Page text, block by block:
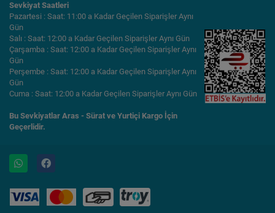
Sevkiyat Saatleri
Pazartesi : Saat: 11:00 a Kadar Geçilen Siparişler Aynı
Gün
Salı : Saat: 12:00 a Kadar Geçilen Siparişler Aynı Gün
Çarşamba : Saat: 12:00 a Kadar Geçilen Siparişler Aynı
Gün
Perşembe : Saat: 12:00 a Kadar Geçilen Siparişler Aynı
Gün
Cuma : Saat: 12:00 a Kadar Geçilen Siparişler Aynı Gün
Bu Sevkiyatlar Aras - Sürat ve Yurtiçi Kargo İçin
Geçerlidir.